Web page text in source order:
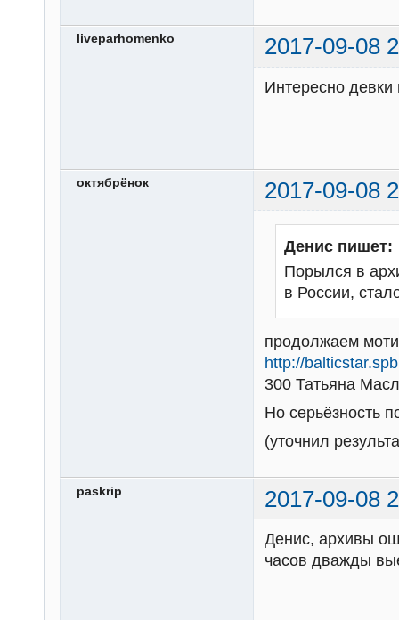
liveparhomenko 2017-09-08
Интересно
октябрёнок 2017-09-08
Денис пишет:
Порылся в
в России,
продолжаем
http://
300 Татьяна
Но серьёзность
(уточнил
paskrip 2017-09-08
Денис, архивы
часов дважды